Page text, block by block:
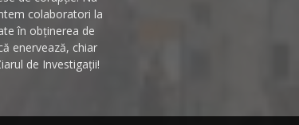
colaboratori la
în obținerea de
enervează, chiar
de Investigații!